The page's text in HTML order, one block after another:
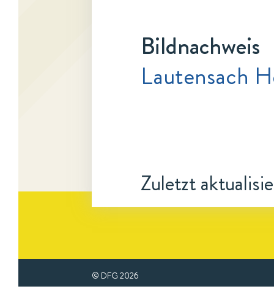
Bildnachweis
Lautensach
Zuletzt
© DFG 2026